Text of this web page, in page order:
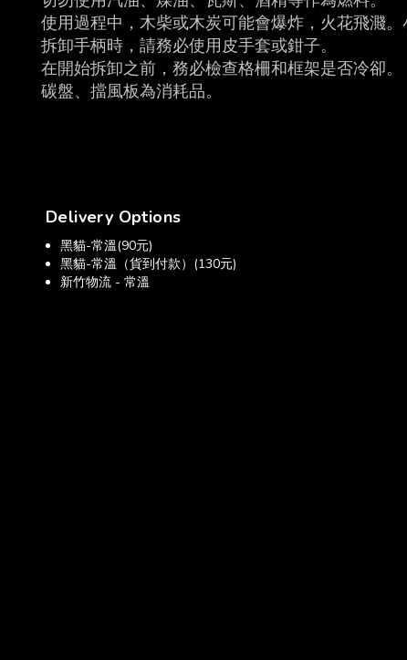
使用過程中，木柴或木炭可能會爆炸，火花飛濺。
拆卸手柄時，請務必使用皮手套或鉗子。
在開始拆卸之前，務必檢查格柵和框架是否冷卻。
碳盤、擋風板為消耗品。
Delivery Options
黑貓-常溫(90元)
黑貓-常溫（貨到付款）(130元)
新竹物流 - 常溫